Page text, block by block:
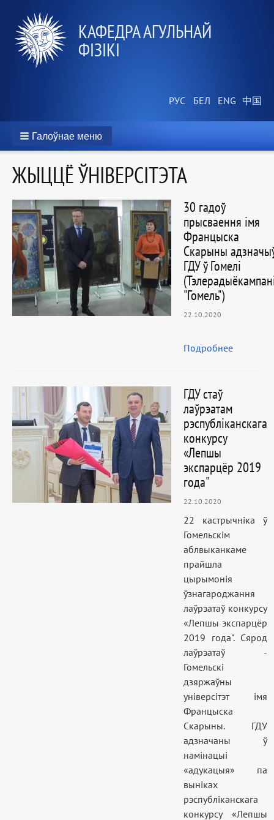
КАФЕДРА АГУЛЬНАЙ
ФІЗІКІ
Галоўнае меню
ЖЫЦЦЁ ЎНІВЕРСІТЭТА
30 гадоў
прысваення імя
Францыска
Скарыны
ГДУ ў Гомелі
"Гомель")
22.10.2020
Подробнее
ГДУ стаў
лаўрэатам
рэспубліканскага
конкурсу
«Лепшы
экспарцёр 2019
года"
22.10.2020
22 кастрычніка ў
Гомельскім
аблвыканкаме
прайшла
цырымонія
ўзнагароджання
лаўрэатаў конкурсу
«Лепшы экспарцёр
2019 года". Сярод
лаўрэатаў -
Гомельскі
дзяржаўны
універсітэт імя
Францыска
Скарыны. ГДУ
адзначаны ў
намінацыі
«адукацыя» па
выніках
рэспубліканскага
конкурсу «Лепшы